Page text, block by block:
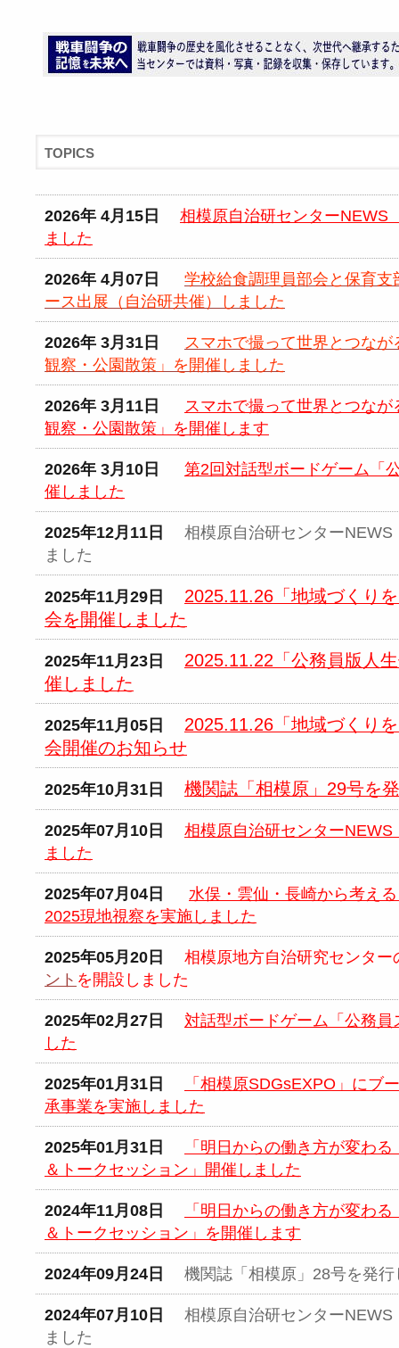
TOPICS
2026年 4月15日
相模原自治研センター
ました
2026年 4月07日
学校給食調理員部会と保育
ース出展（自治研共催）しました
2026年 3月31日
スマホで撮って世界とつな
観察・公園散策」を開催しました
2026年 3月11日
スマホで撮って世界とつな
観察・公園散策」を開催します
2026年 3月10日
第2回対話型ボードゲーム「
催しました
2025年12月11日
相模原自治研センター
ました
2025年11月29日 2025.11.26「地域づくり
会を開催しました
2025年11月23日 2025.11.22「公務員版人
催しました
2025年11月05日 2025.11.26「地域づくり
会開催のお知らせ
2025年10月31日 機関誌「相模原」29号を
2025年07月10日
相模原自治研センター
ました
2025年07月04日
水俣・雲仙・長崎から考え
2025現地視察を実施しました
2025年05月20日
相模原地方自治研究センター
ント を開設しました
2025年02月27日
対話型ボードゲーム「公務
した
2025年01月31日
「相模原SDGsEXPO」にブ
承事業を実施しました
2025年01月31日
「明日からの働き方が変わ
＆トークセッション」開催しました
2024年11月08日
「明日からの働き方が変わ
＆トークセッション」を開催します
2024年09月24日 機関誌「相模原」28号を発
2024年07月10日
相模原自治研センター
ました